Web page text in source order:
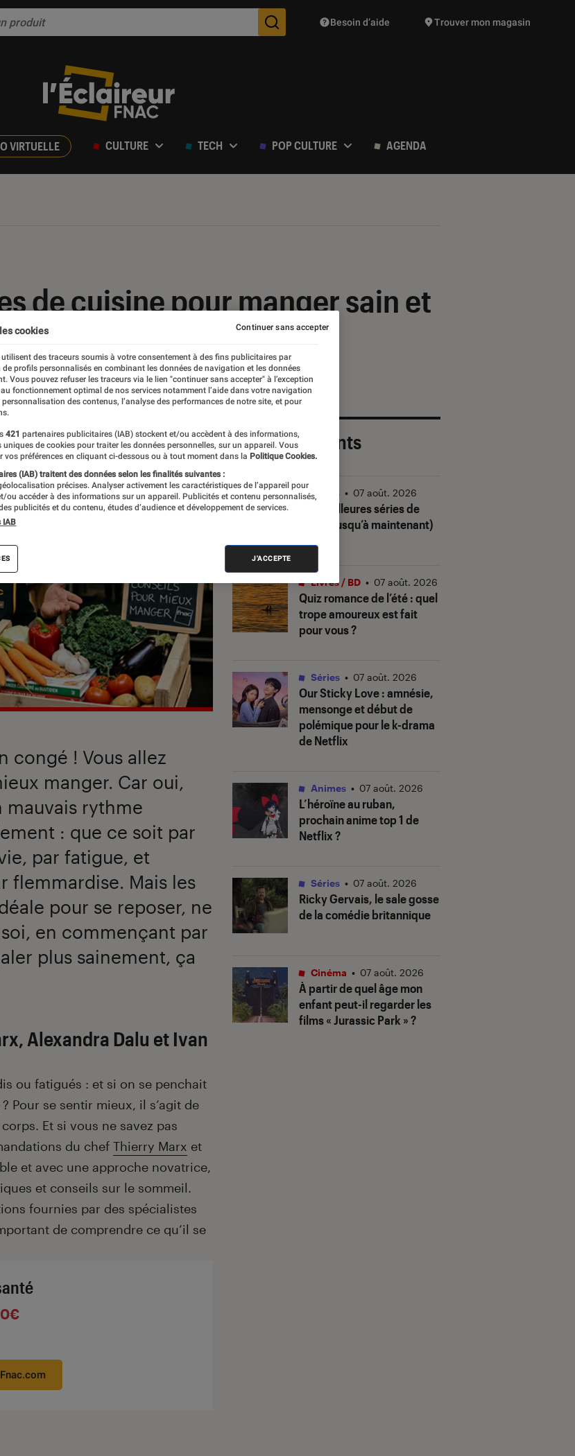
Des suggestions de produits vont vous être proposées
Besoin d’aide Trouver mon magasin
VIRTUELLE CULTURE TECH POP CULTURE AGENDA
de cuisine pour manger sain et
congé ! Vous allez
manger. Car oui,
mauvais rythme
: que ce soit par
par fatigue, et
flemmardise. Mais les
pour se reposer, ne
en commençant par
plus sainement, ça
Alexandra Dalu et Ivan
ou fatigués : et si on se penchait
? Pour se sentir mieux, il s’agit de
Et si vous ne savez pas
du chef Thierry Marx et
et avec une approche novatrice,
et conseils sur le sommeil.
fournies par des spécialistes
de comprendre ce qu’il se
Les plus récents
Les meilleures séries de
2026 (jusqu’à maintenant)
Séries • 07 août. 2026
Quiz romance de l’été : quel
trope amoureux est fait
pour vous ?
Livres / BD • 07 août. 2026
Our Sticky Love: amnésie,
mensonge et début de
polémique pour le k-drama
de Netflix
Séries • 07 août. 2026
L’héroïne au ruban,
prochain anime top 1 de
Netflix ?
Animes • 07 août. 2026
Ricky Gervais, le sale gosse
de la comédie britannique
Séries • 07 août. 2026
À partir de quel âge mon
enfant peut-il regarder les
films « Jurassic Park » ?
Cinéma • 07 août. 2026
cookies
utilisent des traceurs soumis à votre consentement à des fins publicitaires par
profils personnalisés en combinant les données de navigation et les données
Vous pouvez refuser les traceurs via le lien "continuer sans accepter" à l’exception
fonctionnement optimal de nos services notamment l’aide dans votre navigation
des contenus, l’analyse des performances de notre site, et pour
421 partenaires publicitaires (IAB) stockent et/ou accèdent à des informations,
de cookies pour traiter les données personnelles, sur un appareil. Vous
vos préférences en cliquant ci-dessous ou à tout moment dans la Politique Cookies.
(IAB) traitent des données selon les finalités suivantes :
précises. Analyser activement les caractéristiques de l’appareil pour
ou accéder à des informations sur un appareil. Publicités et contenu personnalisés,
publicités et du contenu, études d’audience et développement de services.
IAB
J'ACCEPTE
Continuer sans accepter